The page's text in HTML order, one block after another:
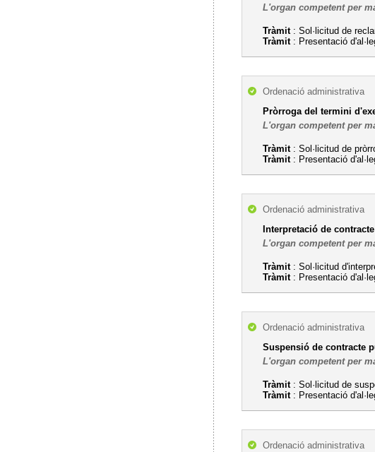
L'organ competent per
Tràmit: Sol·licitud de
Tràmit: Presentació
Ordenació administrativa
Pròrroga del termini
L'organ competent per
Tràmit: Sol·licitud de
Tràmit: Presentació
Ordenació administrativa
Interpretació de
L'organ competent per
Tràmit: Sol·licitud
Tràmit: Presentació
Ordenació administrativa
Suspensió de contracte
L'organ competent per
Tràmit: Sol·licitud de
Tràmit: Presentació
Ordenació administrativa